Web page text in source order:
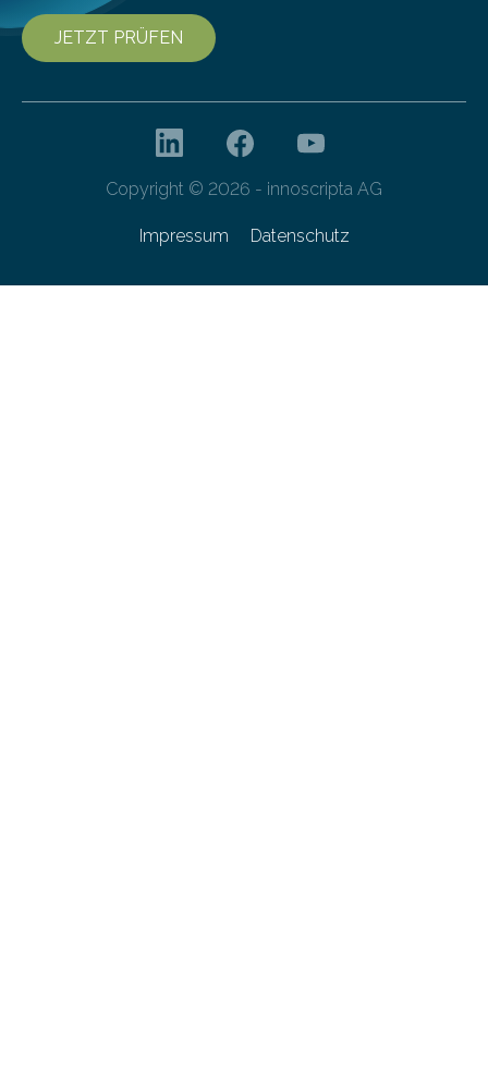
JETZT PRÜFEN
Copyright © 2026 - innoscripta AG
Impressum Datenschutz